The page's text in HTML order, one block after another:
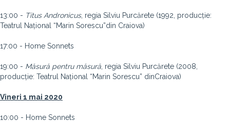
13:00 - Titus Andronicus, regia Silviu Purcărete (1992, producție:
Teatrul Național “Marin Sorescu”din Craiova)
17:00 - Home Sonnets
19:00 - Măsură pentru măsură , regia Silviu Purcărete (2008,
producție: Teatrul Național “Marin Sorescu” dinCraiova)
Vineri 1 mai 2020
10:00 - Home Sonnets